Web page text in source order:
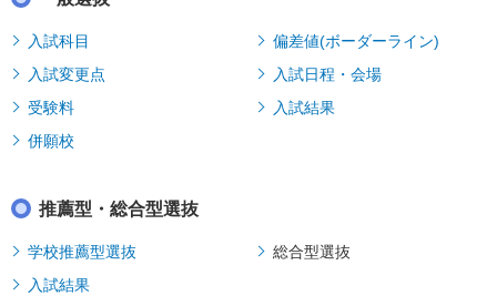
入試科目
偏差値(ボーダーライン)
入試変更点
入試日程・会場
受験料
入試結果
併願校
推薦型・総合型選抜
学校推薦型選抜
総合型選抜
入試結果